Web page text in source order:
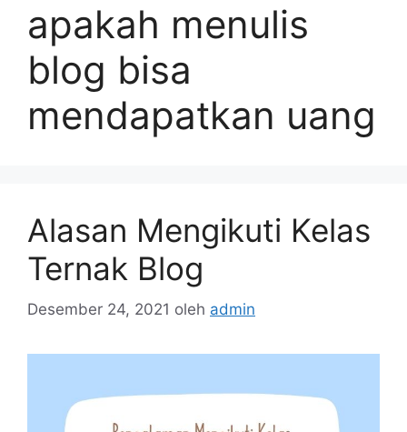
apakah menulis
blog bisa
mendapatkan uang
Alasan Mengikuti Kelas
Ternak Blog
Desember 24, 2021 oleh admin